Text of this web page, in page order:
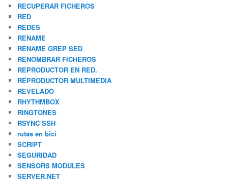
RECUPERAR FICHEROS
RED
REDES
RENAME
RENAME GREP SED
RENOMBRAR FICHEROS
REPRODUCTOR EN RED.
REPRODUCTOR MULTIMEDIA
REVELADO
RHYTHMBOX
RINGTONES
RSYNC SSH
rutas en bici
SCRIPT
SEGURIDAD
SENSORS MODULES
SERVER.NET